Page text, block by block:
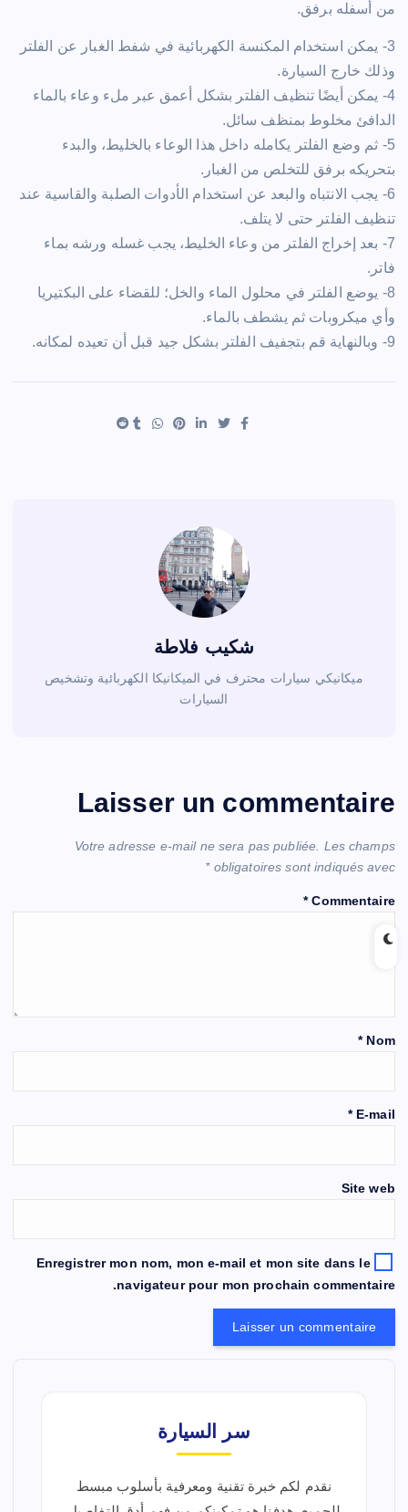
من أسفله برفق.
3- يمكن استخدام المكنسة الكهربائية في شفط الغبار عن الفلتر
وذلك خارج السيارة.
4- يمكن أيضًا تنظيف الفلتر بشكل أعمق عبر ملء وعاء بالماء
الدافئ مخلوط بمنظف سائل.
5- ثم وضع الفلتر يكامله داخل هذا الوعاء بالخليط، والبدء
بتحريكه برفق للتخلص من الغبار.
6- يجب الانتباه والبعد عن استخدام الأدوات الصلبة والقاسية عند
تنظيف الفلتر حتى لا يتلف.
7- بعد إخراج الفلتر من وعاء الخليط، يجب غسله ورشه بماء
فاتر.
8- يوضع الفلتر في محلول الماء والخل؛ للقضاء على البكتيريا
وأي ميكروبات ثم يشطف بالماء.
9- وبالنهاية قم بتجفيف الفلتر بشكل جيد قبل أن تعيده لمكانه.
شكيب فلاطة
ميكانيكي سيارات محترف في الميكانيكا الكهربائية وتشخيص
السيارات
Laisser un commentaire
Votre adresse e-mail ne sera pas publiée. Les champs
obligatoires sont indiqués avec
*
Commentaire
*
Nom
*
E-mail
*
Site web
Enregistrer mon nom, mon e-mail et mon site dans le
navigateur pour mon prochain commentaire.
سر السيارة
نقدم لكم خبرة تقنية ومعرفية بأسلوب مبسط